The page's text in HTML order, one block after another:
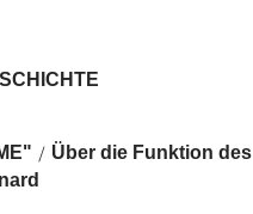
/ Über die Funktion des